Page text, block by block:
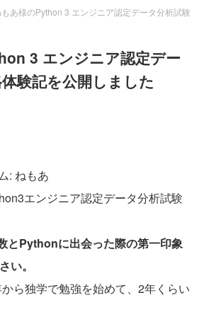
もあ様のPython 3 エンジニア認定データ分析試験
3 エンジニア認定デー
験記を公開しました
: ねもあ
エンジニア認定データ分析試験
とPythonに出会った際の第一印象
い。
ら独学で勉強を始めて、2年くらい